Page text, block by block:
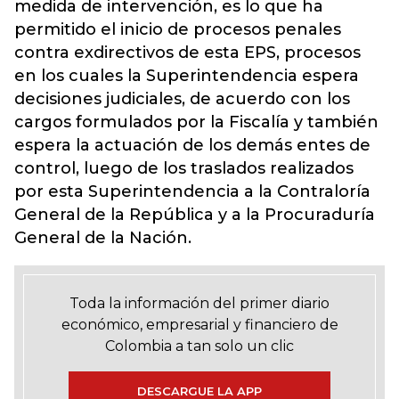
medida de intervención, es lo que ha
permitido el inicio de procesos penales
contra exdirectivos de esta EPS, procesos
en los cuales la Superintendencia espera
decisiones judiciales, de acuerdo con los
cargos formulados por la Fiscalía y también
espera la actuación de los demás entes de
control, luego de los traslados realizados
por esta Superintendencia a la Contraloría
General de la República y a la Procuraduría
General de la Nación.
Toda la información del primer diario
económico, empresarial y financiero de
Colombia a tan solo un clic
DESCARGUE LA APP